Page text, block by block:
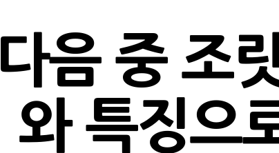
다음 중 조
와 특징으